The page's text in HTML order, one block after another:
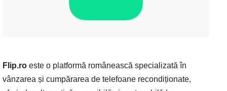
Flip.ro este o platformă românească specializată în
vânzarea și cumpărarea de telefoane recondiționate,